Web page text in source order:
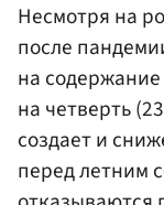
Несмотря на
после
на
на четверть
создает и
перед летним